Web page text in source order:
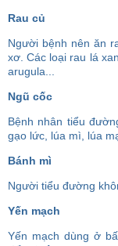
Rau củ
Người bệnh nên ăn
xơ.Các loại rau lá
arugula...
Ngũ cốc
Bệnh nhân tiểu
gạo lức, lúa mì, lúa
Bánh mì
Người tiểu đường
Yến mạch
Yến mạch dùng ở